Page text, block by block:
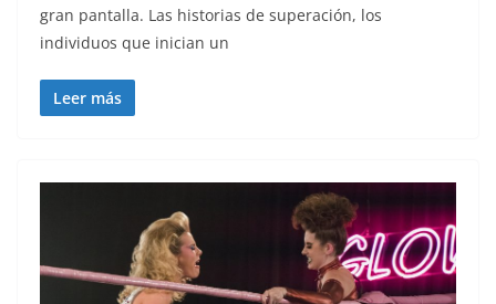
gran pantalla. Las historias de superación, los
individuos que inician un
Leer más